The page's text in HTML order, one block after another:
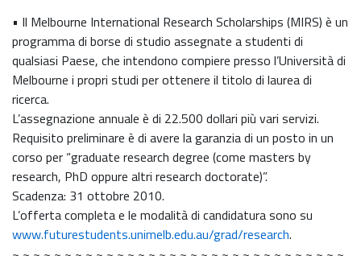
• Il Melbourne International Research Scholarships (MIRS) è un
programma di borse di studio assegnate a studenti di
qualsiasi Paese, che intendono compiere presso l’Università di
Melbourne i propri studi per ottenere il titolo di laurea di
ricerca.
L’assegnazione annuale è di 22.500 dollari più vari servizi.
Requisito preliminare è di avere la garanzia di un posto in un
corso per “graduate research degree (come masters by
research, PhD oppure altri research doctorate)”.
Scadenza: 31 ottobre 2010.
L’offerta completa e le modalità di candidatura sono su
www.futurestudents.unimelb.edu.au/grad/research.
~ ~ ~ ~ ~ ~ ~ ~ ~ ~ ~ ~ ~ ~ ~ ~ ~ ~ ~ ~ ~ ~ ~ ~ ~ ~ ~ ~ ~ ~ ~ ~